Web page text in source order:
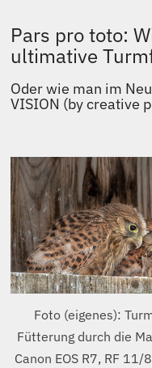
Pars pro toto:
ultimative
Oder wie man im
VISION (by creative
Foto (eigenes):
Fütterung durch die
Canon EOS R7, RF